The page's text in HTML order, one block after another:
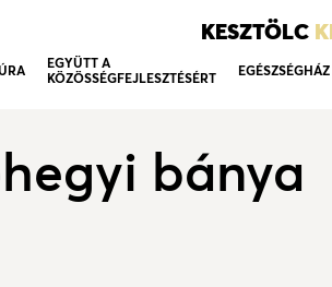
KESZTÖLC
EGYÜTT A
KÖZÖSSÉGFEJLESZTÉSÉRT
EGÉSZSÉGHÁZ
bánya